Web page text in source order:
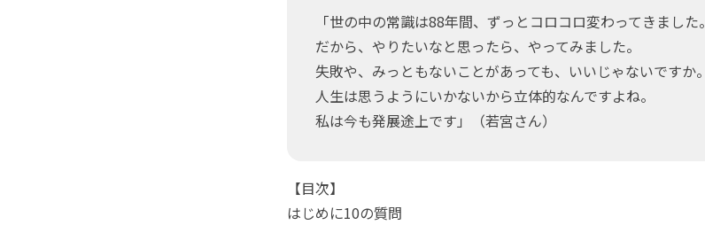
「世の中の常識は88年間、ずっとコロコロ変わってきました。
だから、やりたいなと思ったら、やってみました。
失敗や、みっともないことがあっても、いいじゃないですか。
人生は思うようにいかないから立体的なんですよね。
私は今も発展途上です」（若宮さん）
【目次】
はじめに10の質問